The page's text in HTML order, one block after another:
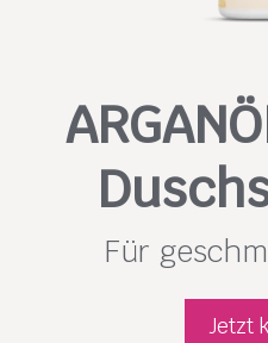
Für
Jetzt